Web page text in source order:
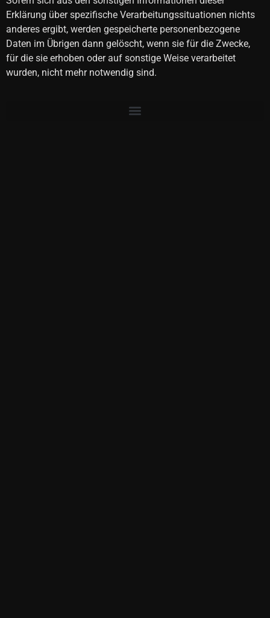
Erklärung über spezifische Verarbeitungssituationen nichts
anderes ergibt, werden gespeicherte personenbezogene
Daten im Übrigen dann gelöscht, wenn sie für die Zwecke,
für die sie erhoben oder auf sonstige Weise verarbeitet
wurden, nicht mehr notwendig sind.